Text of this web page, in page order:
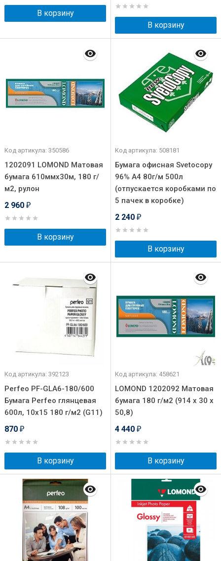
В корзину
В корзину
Код артикула: 350586
1202091 LOMOND Матовая
бумага 610ммх30м, 180 г/
м2, рулон
2 960 ₽
В корзину
Код артикула: 508181
Бумага офисная Svetocopy
96% А4 80г/м 500л
(отпускается коробками по
5 пачек в коробке)
2 240 ₽
В корзину
Код артикула: 392123
Perfeo PF-GLA6-180/600
Бумага Perfeo глянцевая
600л, 10х15 180 г/м2 (G11)
870 ₽
В корзину
Код артикула: 458621
LOMOND 1202092 Матовая
бумага 180 г/м2 (914 x 30 x
50,8)
4 440 ₽
В корзину